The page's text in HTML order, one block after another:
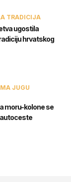
TRADICIJA
ugostila
hrvatskog
JUGU
moru-kolone se